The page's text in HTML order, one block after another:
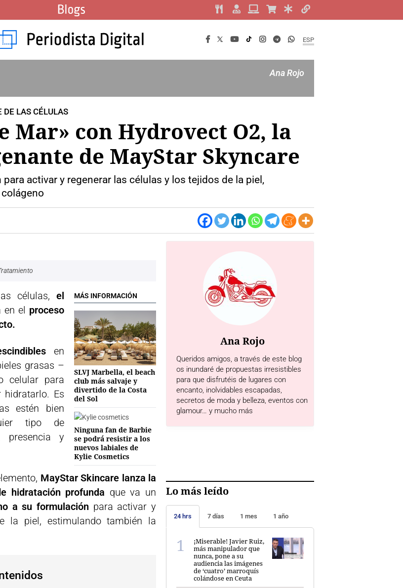
ESP
Ana Rojo
DE LAS CÉLULAS
Mar» con Hydrovect O2, la
de MayStar Skyncare
activar y regenerar las células y los tejidos de la piel,
MÁS INFORMACIÓN
SLVJ Marbella, el beach
club más salvaje y
divertido de la Costa
del Sol
Ninguna fan de Barbie
se podrá resistir a los
nuevos labiales de
Kylie Cosmetics
células, el
el proceso
en
grasas –
celular para
Es
estén bien
tipo de
presencia y
MayStar Skincare lanza la
hidratación profunda que va un
a su formulación para activar y
la piel, estimulando también la
Ana Rojo
Queridos amigos, a través de este blog
os inundaré de propuestas irresistibles
para que disfrutéis de lugares con
encanto, inolvidables escapadas,
secretos de moda y belleza, eventos con
glamour… y mucho más
Lo más leído
24 hrs 7 días 1 mes 1 año
¡Miserable! Javier Ruiz,
más manipulador que
nunca, pone a su
audiencia las imágenes
de ‘cuatro’ marroquís
colándose en Ceuta